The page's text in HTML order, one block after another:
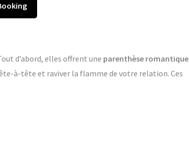
d’abord, elles offrent une parenthèse romantique
à-tête et raviver la flamme de votre relation. Ces